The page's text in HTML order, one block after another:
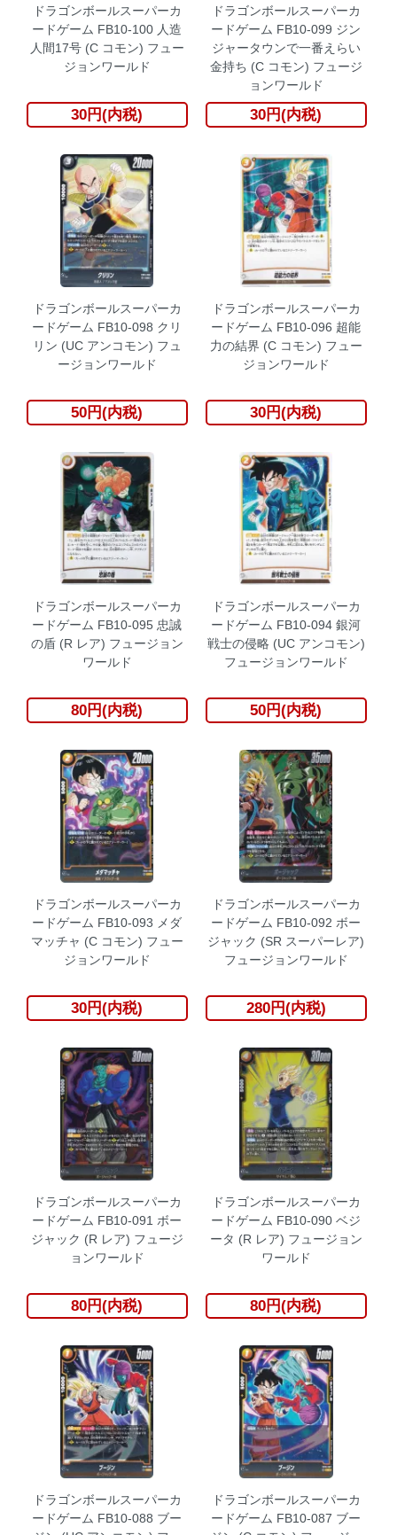
ドラゴンボールスーパーカ
ードゲーム FB10-100 人造
人間17号 (C コモン) フュー
ジョンワールド
30円(内税)
ドラゴンボールスーパーカ
ードゲーム FB10-099 ジン
ジャータウンで一番えらい
金持ち (C コモン) フュージ
ョンワールド
30円(内税)
ドラゴンボールスーパーカ
ードゲーム FB10-098 クリ
リン (UC アンコモン) フュ
ージョンワールド
50円(内税)
ドラゴンボールスーパーカ
ードゲーム FB10-096 超能
力の結界 (C コモン) フュー
ジョンワールド
30円(内税)
ドラゴンボールスーパーカ
ードゲーム FB10-095 忠誠
の盾 (R レア) フュージョン
ワールド
80円(内税)
ドラゴンボールスーパーカ
ードゲーム FB10-094 銀河
戦士の侵略 (UC アンコモン)
フュージョンワールド
50円(内税)
ドラゴンボールスーパーカ
ードゲーム FB10-093 メダ
マッチャ (C コモン) フュー
ジョンワールド
30円(内税)
ドラゴンボールスーパーカ
ードゲーム FB10-092 ボー
ジャック (SR スーパーレア)
フュージョンワールド
280円(内税)
ドラゴンボールスーパーカ
ードゲーム FB10-091 ボー
ジャック (R レア) フュージ
ョンワールド
80円(内税)
ドラゴンボールスーパーカ
ードゲーム FB10-090 ベジ
ータ (R レア) フュージョン
ワールド
80円(内税)
ドラゴンボールスーパーカ
ードゲーム FB10-088 ブー
ドラゴンボールスーパーカ
ードゲーム FB10-087 ブー